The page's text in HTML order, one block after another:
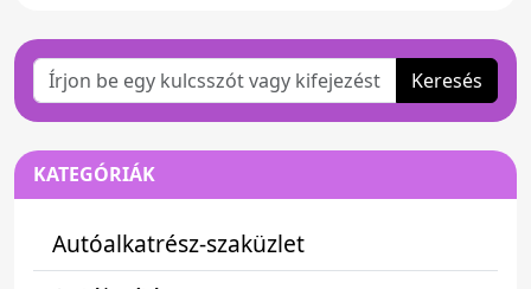
Keresés
KATEGÓRIÁK
Autóalkatrész-szaküzlet